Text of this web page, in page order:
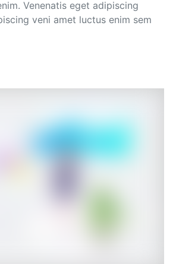
Venenatis eget adipiscing
veni amet luctus enim sem